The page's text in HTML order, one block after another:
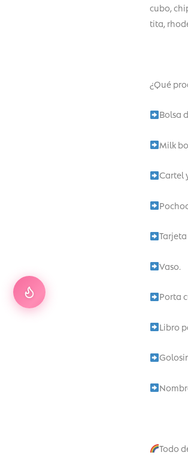
cubo,
tita,
¿Qué
Bolsa
Milk
Cartel
Vaso.
Porta
Libro
Todo